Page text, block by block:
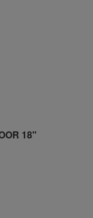
18"